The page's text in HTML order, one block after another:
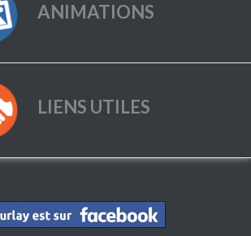
ANIMATIONS
LIENS UTILES